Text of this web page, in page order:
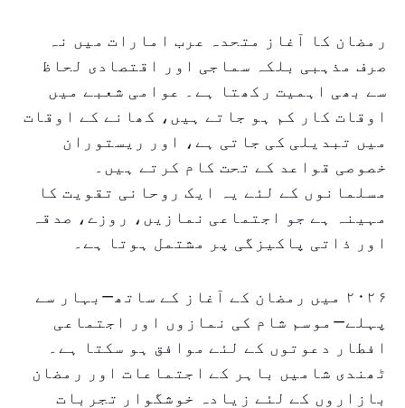
رمضان کا آغاز متحدہ عرب امارات میں نہ
صرف مذہبی بلکہ سماجی اور اقتصادی لحاظ
سے بھی اہمیت رکھتا ہے۔ عوامی شعبے میں
اوقات کار کم ہو جاتے ہیں، کھانے کے اوقات
میں تبدیلی کی جاتی ہے، اور ریستوران
خصوصی قواعد کے تحت کام کرتے ہیں۔
مسلمانوں کے لئے یہ ایک روحانی تقویت کا
مہینہ ہے جو اجتماعی نمازیں، روزے، صدقہ
اور ذاتی پاکیزگی پر مشتمل ہوتا ہے۔
۲۰۲۶ میں رمضان کے آغاز کے ساتھ—بہار سے
پہلے—موسم شام کی نمازوں اور اجتماعی
افطار دعوتوں کے لئے موافق ہو سکتا ہے۔
ٹھندی شامیں باہر کے اجتماعات اور رمضان
بازاروں کے لئے زیادہ خوشگوار تجربات